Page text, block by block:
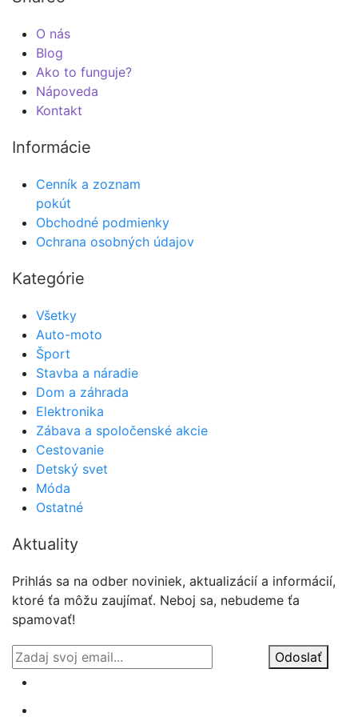
O nás
Blog
Ako to funguje?
Nápoveda
Kontakt
Informácie
Cenník a zoznam
pokút
Obchodné podmienky
Ochrana osobných údajov
Kategórie
Všetky
Auto-moto
Šport
Stavba a náradie
Dom a záhrada
Elektronika
Zábava a spoločenské akcie
Cestovanie
Detský svet
Móda
Ostatné
Aktuality
Prihlás sa na odber noviniek, aktualizácií a informácií,
ktoré ťa môžu zaujímať. Neboj sa, nebudeme ťa
spamovať!
Odoslať